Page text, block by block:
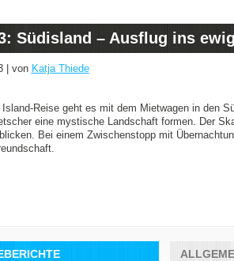
Südisland – Ausflug ins
| von Katja Thiede
Reise geht es mit dem Mietwagen in den
eine mystische Landschaft formen. Der
Bei einem Zwischenstopp mit